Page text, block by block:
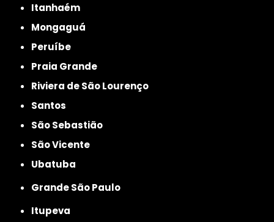
Itanhaém
Mongaguá
Peruíbe
Praia Grande
Riviera de São Lourenço
Santos
São Sebastião
São Vicente
Ubatuba
Grande São Paulo
Itupeva